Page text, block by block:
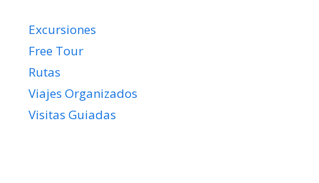
Excursiones
Free Tour
Rutas
Viajes Organizados
Visitas Guiadas